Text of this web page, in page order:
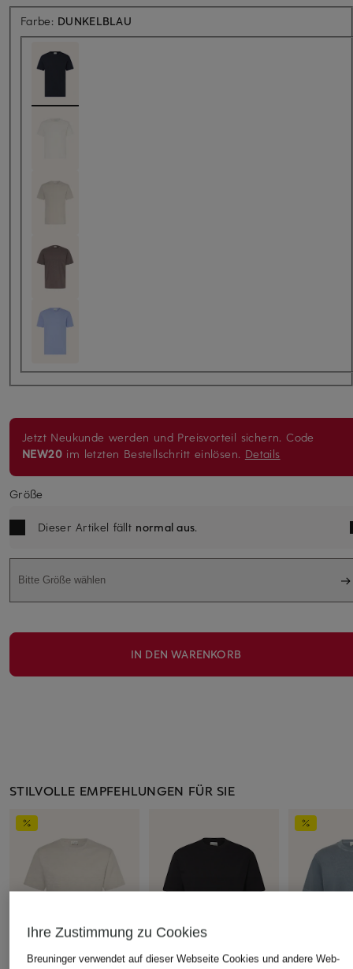
Farbe: DUNKELBLAU
Jetzt Neukunde werden und Preisvorteil sichern. Code
NEW20 im letzten Bestellschritt einlösen. Details
Größe
Dieser Artikel fällt normal aus.
Bitte Größe wählen
IN DEN WARENKORB
STILVOLLE EMPFEHLUNGEN FÜR SIE
Ihre Zustimmung zu Cookies
Breuninger verwendet auf dieser Webseite Cookies und andere Web-